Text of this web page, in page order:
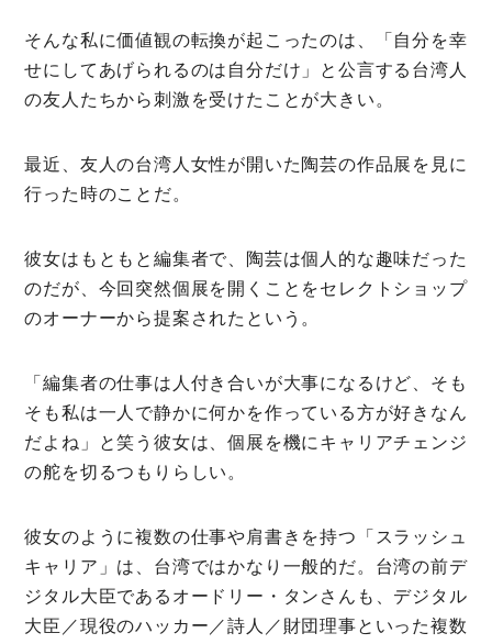
ミモザレポート
ミモマガエッセイ
プライバシーポリシー
そんな私に価値観の転換が起こったのは、「自分を幸
せにしてあげられるのは自分だけ」と公言する台湾人
の友人たちから刺激を受けたことが大きい。
最近、友人の台湾人女性が開いた陶芸の作品展を見に
行った時のことだ。
彼女はもともと編集者で、陶芸は個人的な趣味だった
のだが、今回突然個展を開くことをセレクトショップ
のオーナーから提案されたという。
「編集者の仕事は人付き合いが大事になるけど、そも
そも私は一人で静かに何かを作っている方が好きなん
だよね」と笑う彼女は、個展を機にキャリアチェンジ
の舵を切るつもりらしい。
彼女のように複数の仕事や肩書きを持つ「スラッシュ
キャリア」は、台湾ではかなり一般的だ。台湾の前デ
ジタル大臣であるオードリー・タンさんも、デジタル
大臣／現役のハッカー／詩人／財団理事といった複数